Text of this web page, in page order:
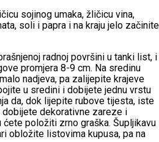
sojinog umaka, žličicu vina,
soli i papra i na kraju jelo začinite
radnoj površini u tanki list, i
promjera 8-9 cm. Na sredinu
nadjeva, pa zalijepite krajeve
u sredini i dobijete jednu vrstu
da, dok lijepite rubove tijesta, iste
dekorativne zareze i
ćete položiti zrno graška. Šupljikavu
obložite listovima kupusa, pa na